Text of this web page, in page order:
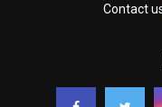
Contact